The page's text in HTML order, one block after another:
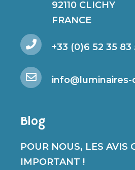
92110 CLICHY
FRANCE
+33 (0)6 52 35 83
Blog
POUR NOUS, LES AVIS
IMPORTANT !